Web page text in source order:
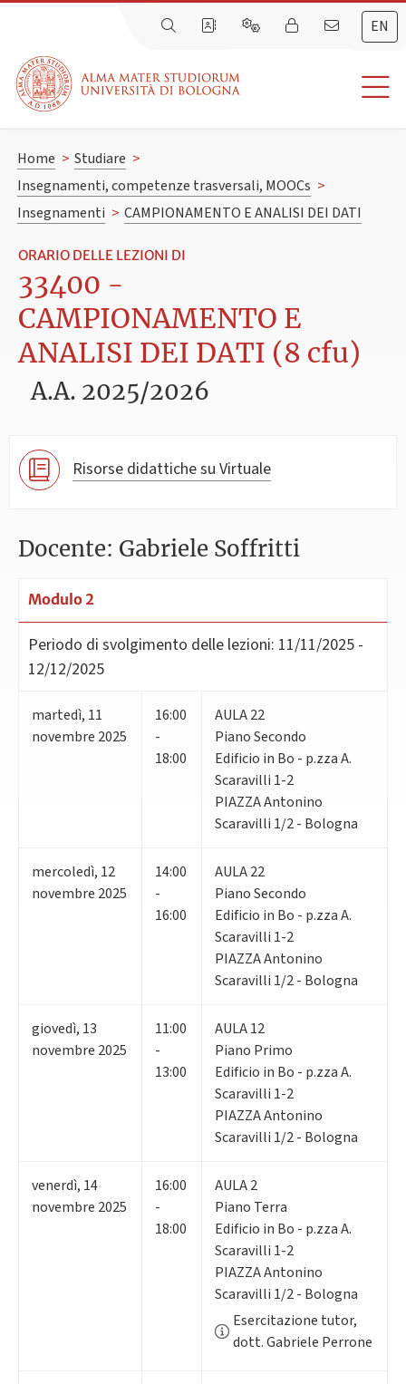
EN
Home > Studiare >
Insegnamenti, competenze trasversali, MOOCs >
Insegnamenti > CAMPIONAMENTO E ANALISI DEI DATI
ORARIO DELLE LEZIONI DI
33400 -
CAMPIONAMENTO E
ANALISI DEI DATI (8 cfu)
A.A. 2025/2026
Risorse didattiche su Virtuale
Docente: Gabriele Soffritti
Modulo 2
Periodo di svolgimento delle lezioni: 11/11/2025 -
12/12/2025
martedì, 11
novembre 2025
16:00
-
18:00
AULA 22
Piano Secondo
Edificio in Bo - p.zza A.
Scaravilli 1-2
PIAZZA Antonino
Scaravilli 1/2 - Bologna
mercoledì, 12
novembre 2025
14:00
-
16:00
AULA 22
Piano Secondo
Edificio in Bo - p.zza A.
Scaravilli 1-2
PIAZZA Antonino
Scaravilli 1/2 - Bologna
giovedì, 13
novembre 2025
11:00
-
13:00
AULA 12
Piano Primo
Edificio in Bo - p.zza A.
Scaravilli 1-2
PIAZZA Antonino
Scaravilli 1/2 - Bologna
venerdì, 14
novembre 2025
16:00
-
18:00
AULA 2
Piano Terra
Edificio in Bo - p.zza A.
Scaravilli 1-2
PIAZZA Antonino
Scaravilli 1/2 - Bologna
Esercitazione tutor,
dott. Gabriele Perrone